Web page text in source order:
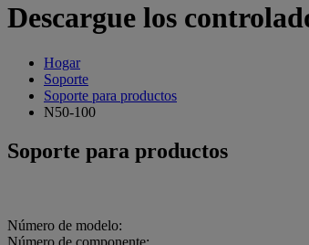
Descargue los
Hogar
Soporte
Soporte para productos
N50-100
Soporte para productos
Número de modelo: